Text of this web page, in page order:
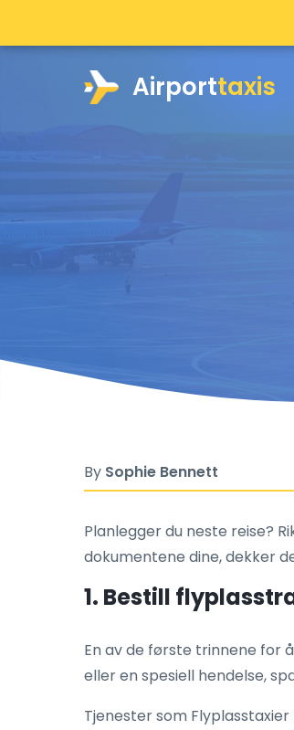
Airporttaxis
By Sophie Bennett
Planlegger du neste reise?
dokumentene dine, dekker
1. Bestill
En av de første trinnene for
eller en spesiell hendelse,
Tjenester som